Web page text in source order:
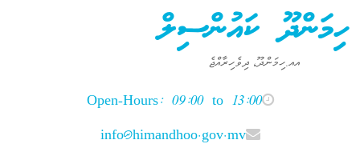
ހިމަންދޫ ކައުންސިލް
އއ.ހިމަންދޫ، ދިވެހިރާއްޖެ
Open-Hours: 09:00 to 13:00
info@himandhoo.gov.mv